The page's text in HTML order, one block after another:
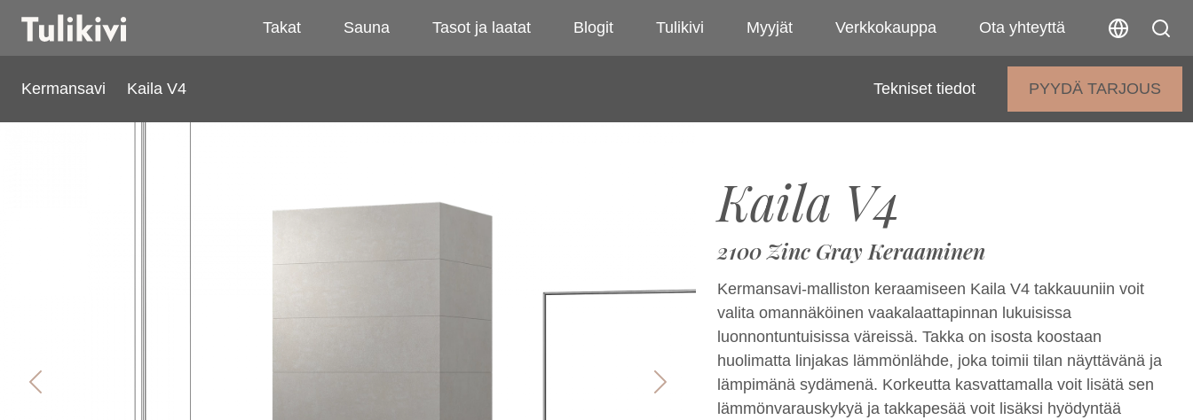
Takat Sauna Tasot ja laatat Blogit Tulikivi Myyjät Verkkokauppa Ota yhteyttä
Kermansavi Kaila V4 Tekniset tiedot PYYDÄ TARJOUS
Previous Next
Kaila V4
2100 Zinc Gray Keraaminen
Kermansavi-malliston keraamiseen Kaila V4 takkauuniin voit
valita omannäköinen vaakalaattapinnan lukuisissa
luonnontuntuisissa väreissä. Takka on isosta koostaan
huolimatta linjakas lämmönlähde, joka toimii tilan näyttävänä ja
lämpimänä sydämenä. Korkeutta kasvattamalla voit lisätä sen
lämmönvarauskykyä ja takkapesää voit lisäksi hyödyntää